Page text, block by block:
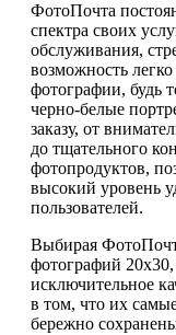
ФотоПочта
спектра своих
обслуживания,
возможность
фотографии, будь
черно-белые
заказу, от
до тщательного
фотопродуктов,
высокий уровень
пользователей.
Выбирая
фотографий
исключительное
в том, что их
бережно